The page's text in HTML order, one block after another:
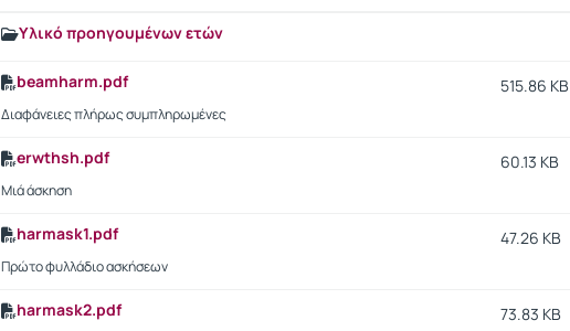
Υλικό προηγουμένων ετών
beamharm.pdf
Διαφάνειες πλήρως συμπληρωμένες
515.86 KB
erwthsh.pdf
Μιά άσκηση
60.13 KB
harmask1.pdf
Πρώτο φυλλάδιο ασκήσεων
47.26 KB
harmask2.pdf 73.83 KB